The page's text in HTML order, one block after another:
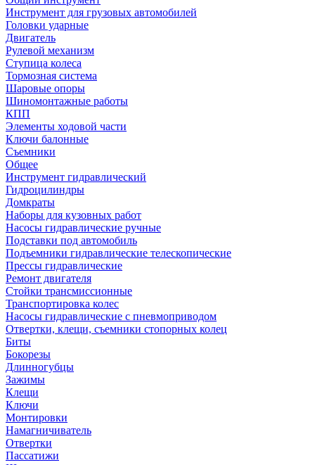
Инструмент для грузовых автомобилей
Головки ударные
Двигатель
Рулевой механизм
Ступица колеса
Тормозная система
Шаровые опоры
Шиномонтажные работы
КПП
Элементы ходовой части
Ключи балонные
Съемники
Общее
Инструмент гидравлический
Гидроцилиндры
Домкраты
Наборы для кузовных работ
Насосы гидравлические ручные
Подставки под автомобиль
Подъемники гидравлические телескопические
Прессы гидравлические
Ремонт двигателя
Стойки трансмиссионные
Транспортировка колес
Насосы гидравлические с пневмоприводом
Отвертки, клещи, съемники стопорных колец
Биты
Бокорезы
Длинногубцы
Зажимы
Клещи
Ключи
Монтировки
Намагничиватель
Отвертки
Пассатижи